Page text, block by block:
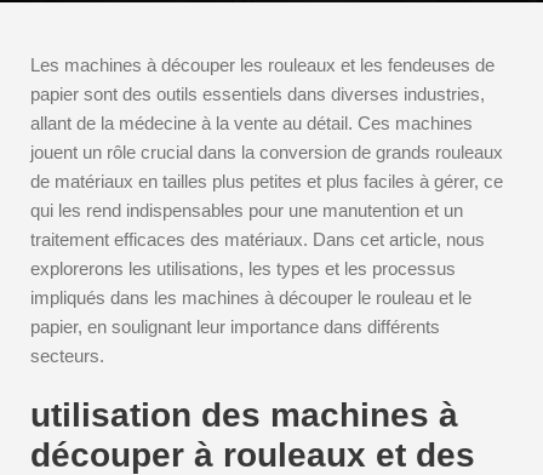
Les machines à découper les rouleaux et les fendeuses de
papier sont des outils essentiels dans diverses industries,
allant de la médecine à la vente au détail. Ces machines
jouent un rôle crucial dans la conversion de grands rouleaux
de matériaux en tailles plus petites et plus faciles à gérer, ce
qui les rend indispensables pour une manutention et un
traitement efficaces des matériaux. Dans cet article, nous
explorerons les utilisations, les types et les processus
impliqués dans les machines à découper le rouleau et le
papier, en soulignant leur importance dans différents
secteurs.
utilisation des machines à
découper à rouleaux et des